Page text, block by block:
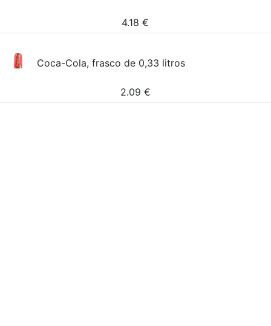
4.18 €
Coca-Cola, frasco de 0,33 litros
2.09 €